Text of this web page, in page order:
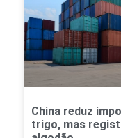
China reduz
trigo, mas